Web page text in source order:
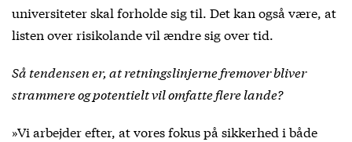
universiteter skal forholde sig til. Det kan også være, at
listen over risikolande vil ændre sig over tid.
Så tendensen er, at retningslinjerne fremover bliver
strammere og potentielt vil omfatte flere lande?
»Vi arbejder efter, at vores fokus på sikkerhed i både